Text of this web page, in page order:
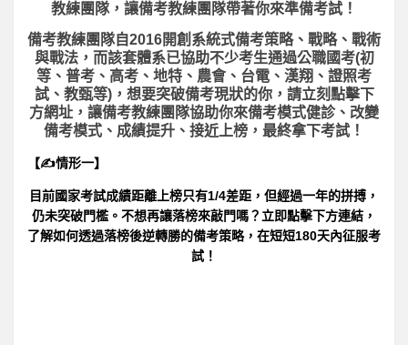
教練團隊，讓備考教練團隊帶著你來準備考試！
備考教練團隊自2016開創系統式備考策略、戰略、戰術
與戰法，而該套體系已協助不少考生通過公職國考(初
等、普考、高考、地特、農會、台電、漢翔、證照考
試、教甄等)，想要突破備考現狀的你，請立刻點擊下
方網址，讓備考教練團隊協助你來備考模式健診、改變
備考模式、成績提升、接近上榜，最終拿下考試！
【✍情形一】
目前國家考試成績距離上榜只有1/4差距，但經過一年的拼搏，
仍未突破門檻。不想再讓落榜來敲門嗎？立即點擊下方連結，
了解如何透過落榜後逆轉勝的備考策略，在短短180天內征服考
試！